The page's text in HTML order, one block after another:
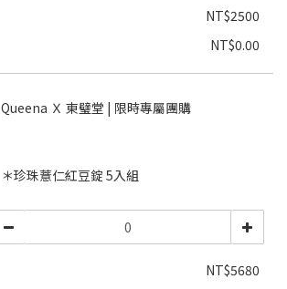
NT$2500
NT$0.00
Queena Ｘ 東璧堂 | 限時專屬團購
＊珍珠薏仁紅豆錠 5入組
NT$5680